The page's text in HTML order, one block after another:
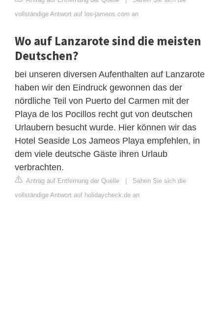
vollständige Antwort auf los-jameos.com an
Wo auf Lanzarote sind die meisten
Deutschen?
bei unseren diversen Aufenthalten auf Lanzarote
haben wir den Eindruck gewonnen das der
nördliche Teil von Puerto del Carmen mit der
Playa de los Pocillos recht gut von deutschen
Urlaubern besucht wurde. Hier können wir das
Hotel Seaside Los Jameos Playa empfehlen, in
dem viele deutsche Gäste ihren Urlaub
verbrachten.
Antrag auf Entfernung der Quelle | Sehen Sie sich die
vollständige Antwort auf holidaycheck.de an